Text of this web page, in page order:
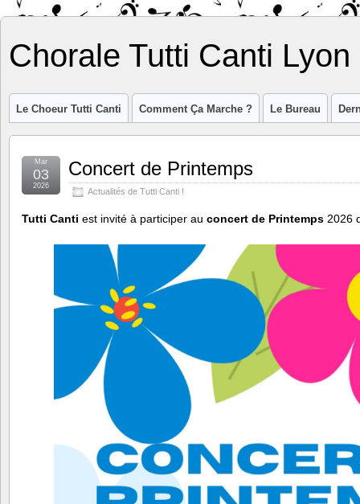
Chorale Tutti Canti Lyon
Le Choeur Tutti Canti Comment Ça Marche ? Le Bureau
Concert de Printemps
Actualités de Tutti Canti !
Mar
03
2026
Tutti Canti est invité à participer au concert de Printemps 2026